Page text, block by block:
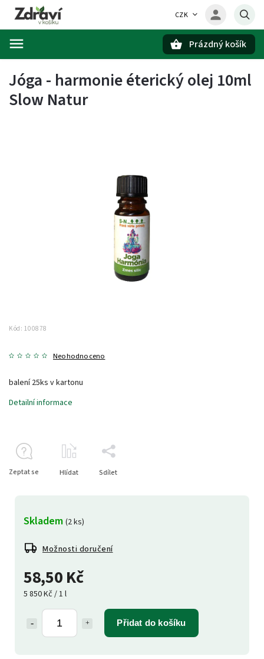
CZK
Prázdný košík
Jóga - harmonie éterický olej 10ml
Slow Natur
Kód: 100878
Neohodnoceno
58,50 Kč
5 850 Kč / 1 l
Přidat do košíku
Skladem (2 ks)
Možnosti doručení
balení 25ks v kartonu
Detailní informace
Zeptat se Hlídat Sdílet